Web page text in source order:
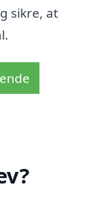
sikre, at